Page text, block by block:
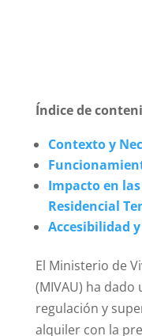
Índice de
Contexto y
Impacto en
Residencial
Accesibilidad
El Ministerio de
(MIVAU) ha dado
regulación y
alquiler con la